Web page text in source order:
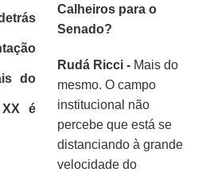
do
é
Calheiros para o
Senado?
Rudá Ricci - Mais do
mesmo. O campo
institucional não
percebe que está se
distanciando à grande
velocidade do